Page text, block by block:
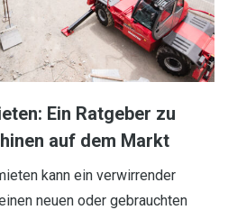
Ein Ratgeber zu
auf dem Markt
kann ein verwirrender
neuen oder gebrauchten